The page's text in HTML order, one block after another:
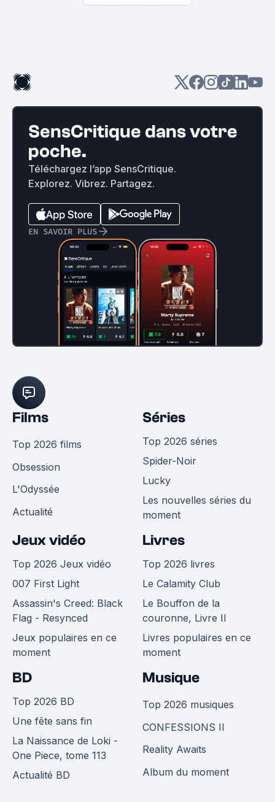
SensCritique dans votre
poche.
Téléchargez l’app SensCritique.
Explorez. Vibrez. Partagez.
EN SAVOIR PLUS
Films
Top 2026 films
Obsession
L'Odyssée
Actualité
Séries
Top 2026 séries
Spider-Noir
Lucky
Les nouvelles séries du
moment
Jeux vidéo
Top 2026 Jeux vidéo
007 First Light
Assassin's Creed: Black
Flag - Resynced
Jeux populaires en ce
moment
Livres
Top 2026 livres
Le Calamity Club
Le Bouffon de la
couronne, Livre II
Livres populaires en ce
moment
BD
Top 2026 BD
Une fête sans fin
La Naissance de Loki -
One Piece, tome 113
Actualité BD
Musique
Top 2026 musiques
CONFESSIONS II
Reality Awaits
Album du moment